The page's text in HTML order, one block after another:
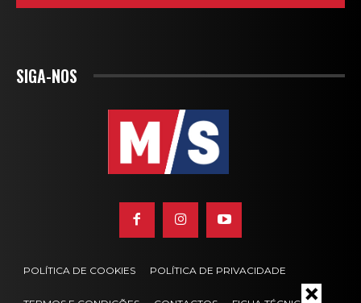
SIGA-NOS
POLÍTICA DE COOKIES POLÍTICA DE PRIVACIDADE